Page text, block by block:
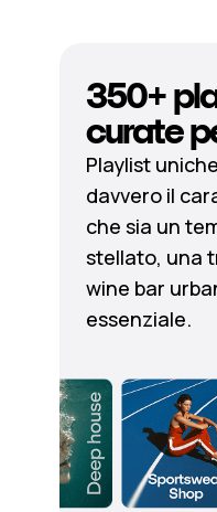
350+
curate
Playlist
davvero il
che sia un
stellato, una
wine bar
essenziale.